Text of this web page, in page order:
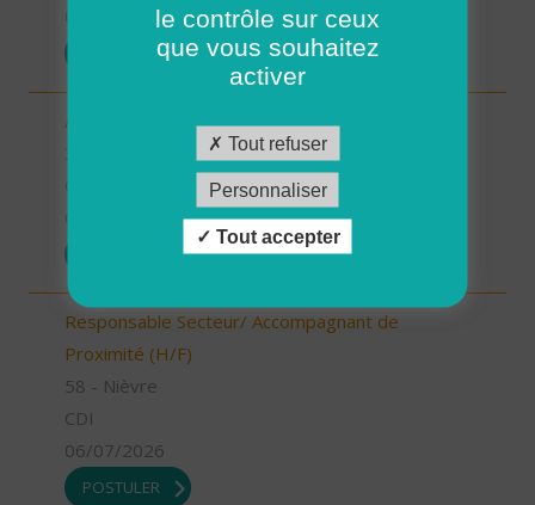
07/07/2026
POSTULER
Auxiliaire de vie - secteur Mirande (H/F)
Responsable Secteur/ Accompagnant de
Proximité (H/F)
58 - Nièvre
CDI
06/07/2026
POSTULER
le contrôle sur ceux
que vous souhaitez
activer
Tout refuser
Personnaliser
Tout accepter